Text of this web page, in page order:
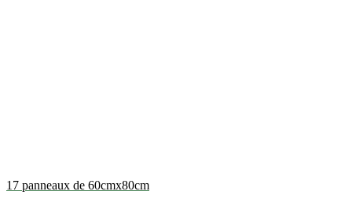
17 panneaux de 60cmx80cm